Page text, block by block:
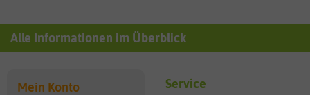
Alle Informationen im Überblick
Mein Konto Service